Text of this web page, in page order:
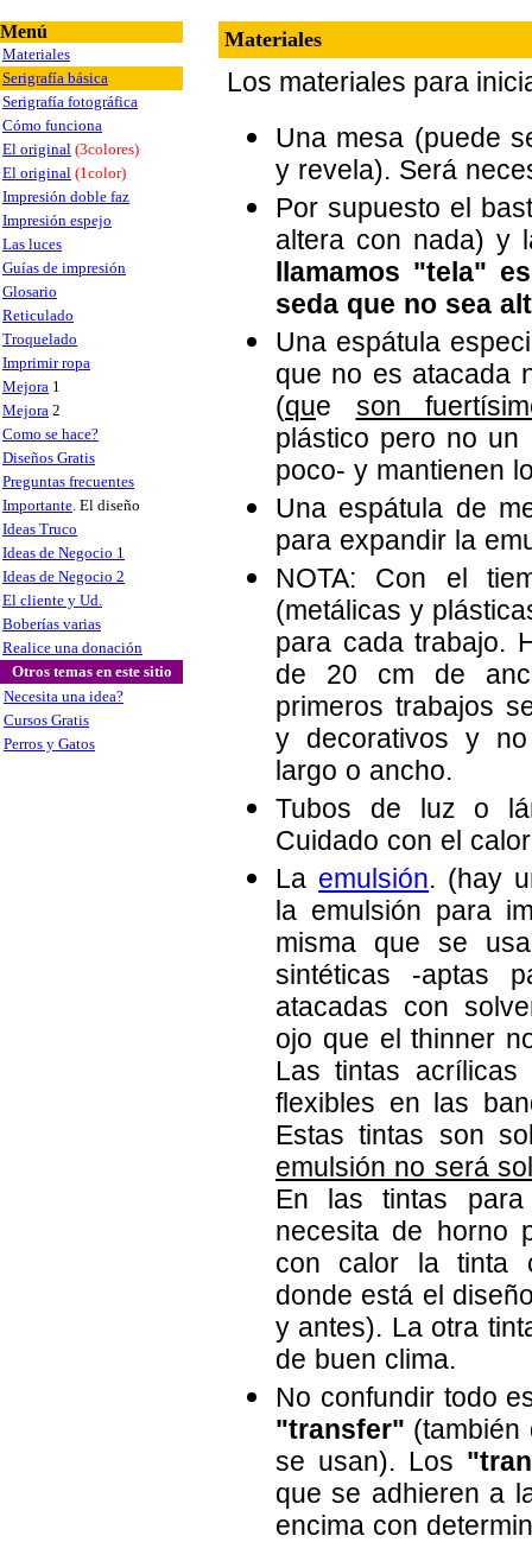
Menú
Materiales
Serigrafía básica
Serigrafía fotográfica
Cómo funciona
El original (3colores)
El original (1color)
Impresión doble faz
Impresión espejo
Las luces
Guías de impresión
Glosario
Reticulado
Troquelado
Imprimir ropa
Mejora 1
Mejora 2
Como se hace?
Diseños Gratis
Preguntas frecuentes
Importante. El diseño
Ideas Truco
Ideas de Negocio 1
Ideas de Negocio 2
El cliente y Ud.
Boberías varias
Realice una donación
Otros temas en este sitio
Necesita una idea?
Cursos Gratis
Perros y Gatos
Materiales
Los materiales para
Una mesa (puede
y revela). Será
Por supuesto el
altera con nada) y
llamamos "tela"
seda que no sea
Una espátula
que no es atacada
(que son
plástico pero no un
poco- y mantienen
Una espátula de
para expandir la
NOTA: Con el
(metálicas y
para cada trabajo.
de 20 cm de
primeros trabajos
y decorativos y
largo o ancho.
Tubos de luz o
Cuidado con el
La emulsión. (hay
la emulsión para
misma que se
sintéticas -aptas
atacadas con
ojo que el thinner
Las tintas
flexibles en las
Estas tintas son
emulsión no será
En las tintas
necesita de horno
con calor la tinta
donde está el
y antes). La otra
de buen clima.
No confundir todo
"transfer" (también
se usan). Los
que se adhieren a
encima con